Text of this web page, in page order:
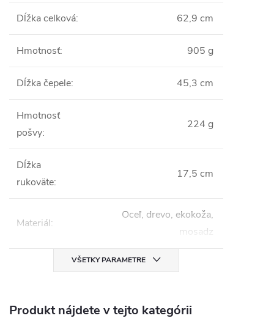
Dĺžka celková: 62,9 cm
Hmotnosť: 905 g
Dĺžka čepele: 45,3 cm
Hmotnosť
pošvy:
224 g
Dĺžka
rukoväte:
17,5 cm
Materiál:
Oceľ, drevo, ekokoža,
mosadz
VŠETKY PARAMETRE
Produkt nájdete v tejto kategórii